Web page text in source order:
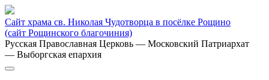
Сайт храма св. Николая Чудотворца в посёлке Рощино
(сайт Рощинского благочиния)
Русская Православная Церковь — Московский Патриархат
— Выборгская епархия